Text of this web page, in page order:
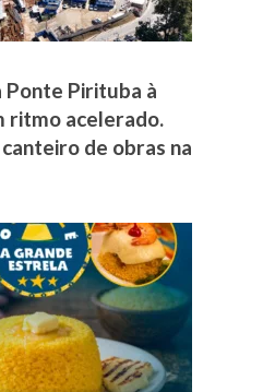
Pirituba à
ritmo acelerado.
de obras na